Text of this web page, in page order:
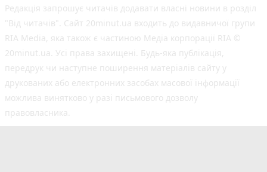
Редакція запрошує читачів додавати власні новини в розділ
"Від читачів". Сайт 20minut.ua входить до видавничої групи
RIA Media, яка також є частиною Медіа корпорації RIA ©
20minut.ua. Усі права захищені. Будь-яка публiкацiя,
передрук чи наступне поширення матеріалів сайту у
друкованих або електронних засобах масової інформації
можлива винятково у разі письмового дозволу
правовласника.